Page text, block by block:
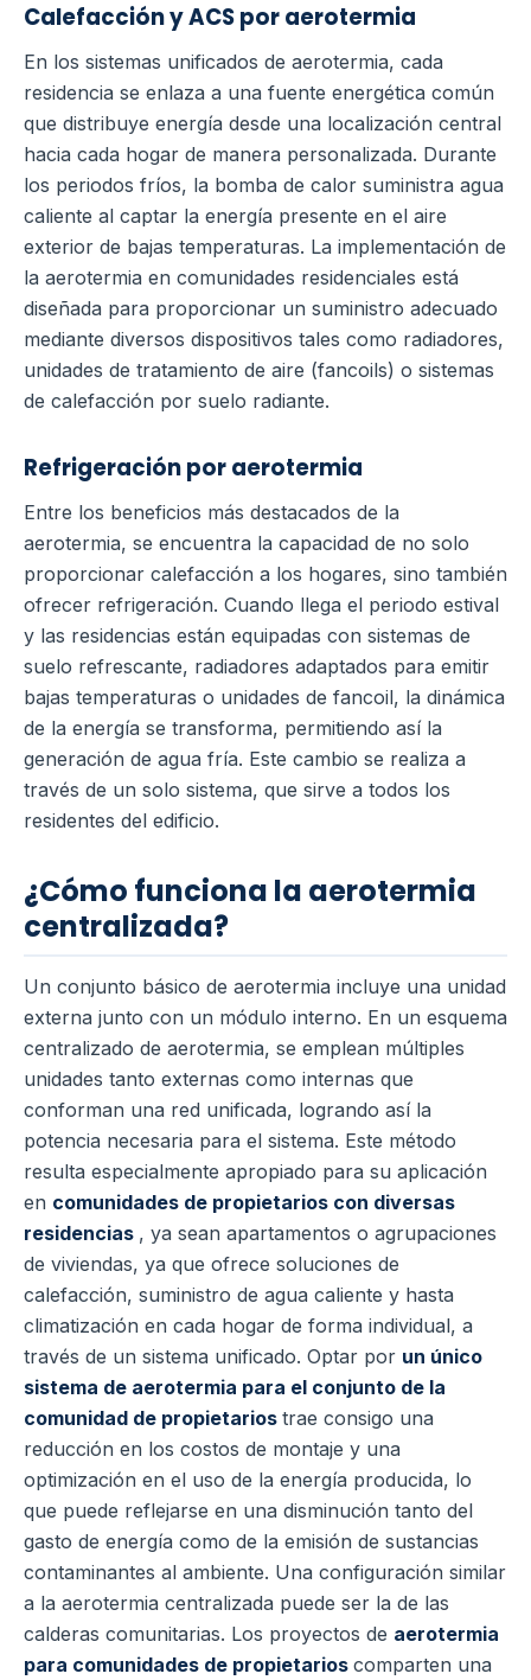
Calefacción y ACS por aerotermia
En los sistemas unificados de aerotermia, cada
residencia se enlaza a una fuente energética común
que distribuye energía desde una localización central
hacia cada hogar de manera personalizada. Durante
los periodos fríos, la bomba de calor suministra agua
caliente al captar la energía presente en el aire
exterior de bajas temperaturas. La implementación de
la aerotermia en comunidades residenciales está
diseñada para proporcionar un suministro adecuado
mediante diversos dispositivos tales como radiadores,
unidades de tratamiento de aire (fancoils) o sistemas
de calefacción por suelo radiante.
Refrigeración por aerotermia
Entre los beneficios más destacados de la
aerotermia, se encuentra la capacidad de no solo
proporcionar calefacción a los hogares, sino también
ofrecer refrigeración. Cuando llega el periodo estival
y las residencias están equipadas con sistemas de
suelo refrescante, radiadores adaptados para emitir
bajas temperaturas o unidades de fancoil, la dinámica
de la energía se transforma, permitiendo así la
generación de agua fría. Este cambio se realiza a
través de un solo sistema, que sirve a todos los
residentes del edificio.
¿Cómo funciona la aerotermia
centralizada?
Un conjunto básico de aerotermia incluye una unidad
externa junto con un módulo interno. En un esquema
centralizado de aerotermia, se emplean múltiples
unidades tanto externas como internas que
conforman una red unificada, logrando así la
potencia necesaria para el sistema. Este método
resulta especialmente apropiado para su aplicación
en comunidades de propietarios con diversas
residencias , ya sean apartamentos o agrupaciones
de viviendas, ya que ofrece soluciones de
calefacción, suministro de agua caliente y hasta
climatización en cada hogar de forma individual, a
través de un sistema unificado. Optar por un único
sistema de aerotermia para el conjunto de la
comunidad de propietarios trae consigo una
reducción en los costos de montaje y una
optimización en el uso de la energía producida, lo
que puede reflejarse en una disminución tanto del
gasto de energía como de la emisión de sustancias
contaminantes al ambiente. Una configuración similar
a la aerotermia centralizada puede ser la de las
calderas comunitarias. Los proyectos de aerotermia
para comunidades de propietarios comparten una